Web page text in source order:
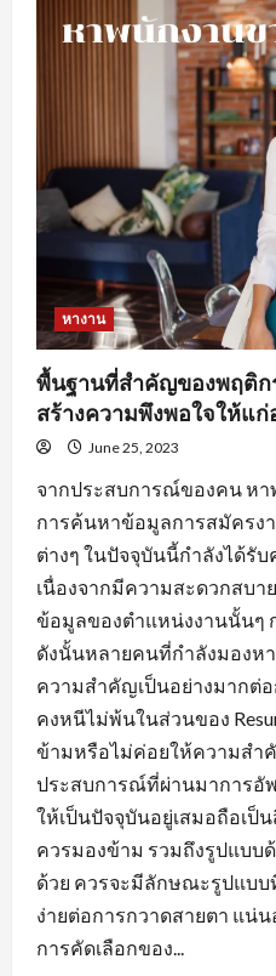
ดี
ใน
การ
งานprogrammer
ประสิทธิภาพ
หางาน
พื้นฐานที่สำคัญของพฤติ
สร้างความพึงพอใจให้แก่
June 25, 2023
จากประสบการณ์ของคน ห
การค้นหาข้อมูลการสมัครง
ต่างๆ ในปัจจุบันนี้กำลังได้รั
เนื่องจากมีความสะดวกสบ
ข้อมูลของตำแหน่งงานนั้นๆ
ดังนั้นหลายคนที่กำลังมองห
ความสำคัญเป็นอย่างมากต่
คงหนีไม่พ้นในส่วนของ
ข้ามหรือไม่ค่อยให้ความสำ
ประสบการณ์ที่ผ่านมาการอั
ให้เป็นปัจจุบันอยู่เสมอถือเป็
ควรมองข้าม รวมถึงรูปแบบ
ด้วย ควรจะมีลักษณะรูปแบบ
ง่ายต่อการกวาดสายตา แน่
การคัดเลือกของ...